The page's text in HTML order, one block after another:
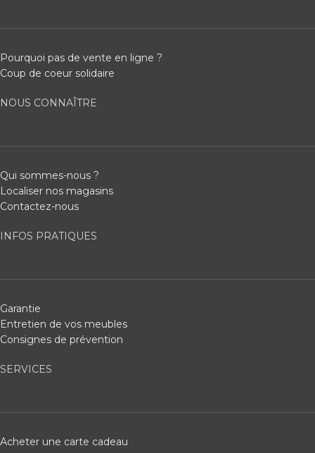
Pourquoi pas de vente en ligne ?
Coup de coeur solidaire
NOUS CONNAÎTRE
Qui sommes-nous ?
Localiser nos magasins
Contactez-nous
INFOS PRATIQUES
Garantie
Entretien de vos meubles
Consignes de prévention
SERVICES
Acheter une carte cadeau